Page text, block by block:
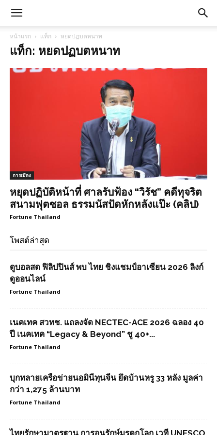
หน้าแรก แท็ก หยดปฏบตหนาท
แท็ก: หยดปฏบตหนาท
การเมือง
หยุดปฏิบัติหน้าที่ ศาลรับฟ้อง “วิรัช” คดีทุจริต
สนามฟุตซอล ธรรมนัสปัดหักหลังแป๊ะ (คลิป)
Fortune Thailand
โพสต์ล่าสุด
ดูบอลสด ฟิลิปปินส์ พบ ไทย ชิงแชมป์อาเซียน 2026 ลิงก์
ดูออนไลน์
Fortune Thailand
เนคเทค สวทช. แถลงจัด NECTEC-ACE 2026 ฉลอง 40
ปี เนคเทค “Legacy & Beyond” ชู 40+...
Fortune Thailand
บุกทลายเครือข่ายนอมินีทุนจีน ยึดบ้านหรู 33 หลัง มูลค่า
กว่า 1,275 ล้านบาท
Fortune Thailand
ไทยรักษามาตรฐาน การอนุรักษ์มรดกโลก เวที UNESCO